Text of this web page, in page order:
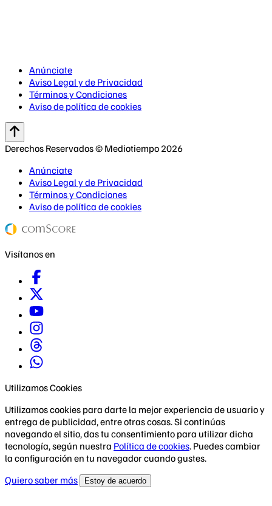
Anúnciate
Aviso Legal y de Privacidad
Términos y Condiciones
Aviso de política de cookies
Derechos Reservados © Mediotiempo 2026
Anúnciate
Aviso Legal y de Privacidad
Términos y Condiciones
Aviso de política de cookies
Visítanos en
Utilizamos Cookies
Utilizamos cookies para darte la mejor experiencia de usuario y
entrega de publicidad, entre otras cosas. Si continúas
navegando el sitio, das tu consentimiento para utilizar dicha
tecnología, según nuestra Política de cookies. Puedes cambiar
la configuración en tu navegador cuando gustes.
Quiero saber más
Estoy de acuerdo